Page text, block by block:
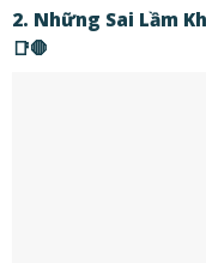
2. Những Sai Lầm
📑🛑